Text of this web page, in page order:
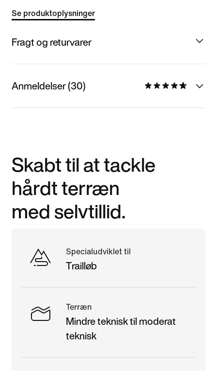
Se produktoplysninger
Fragt og returvarer
Anmeldelser (30)
Skabt til at tackle
hårdt terræn
med selvtillid.
Specialudviklet til
Trailløb
Terræn
Mindre teknisk til moderat
teknisk